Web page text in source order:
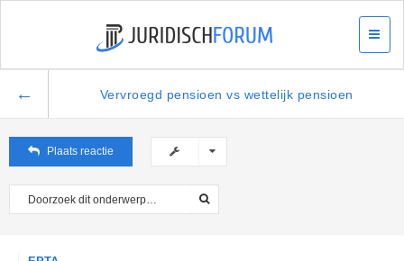
← Vervroegd pensioen vs wettelijk pensioen
Plaats reactie